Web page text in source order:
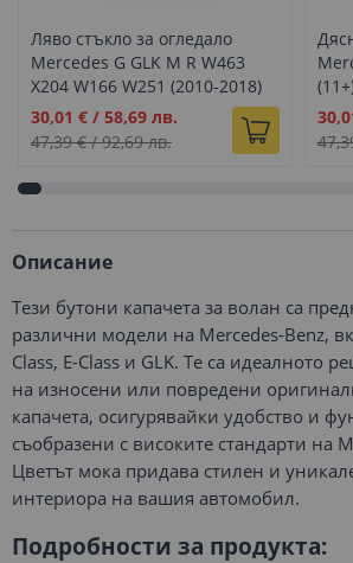
Ляво стъкло за огледало
Mercedes G GLK M R W463
X204 W166 W251 (2010-2018)
Промо
цена
30,01 € / 58,69 лв.
47,39 €/92,69 лв.
цена
Описание
Тези бутони капачета за волан са
различни модели на Mercedes-Benz,
Class, E-Class и GLK. Те са идеалното
на износени или повредени
капачета, осигурявайки удобство и
съобразени с високите стандарти на
Цветът мока придава стилен и
интериора на вашия автомобил.
Подробности за продукта: